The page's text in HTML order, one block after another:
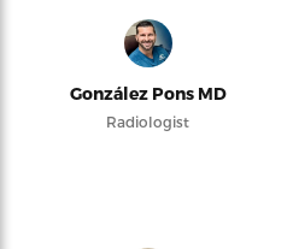
González Pons MD
Radiologist